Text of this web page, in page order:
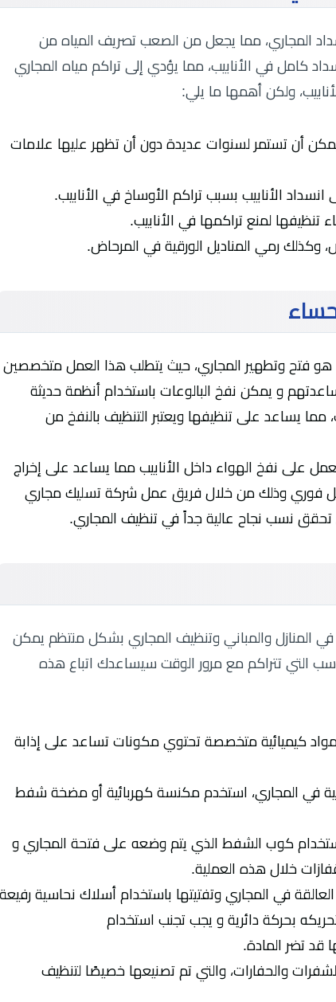
المجاري، مما يجعل من الصعب تصريف المياه من
كامل في الأنابيب، مما يؤدي إلى تراكم مياه المجاري
ولكن أهمها ما يلي:
يمكن أن تستمر لسنوات عديدة دون أن تظهر عليها علامات
الأنابيب بسبب تراكم الأوساخ في الأنابيب.
تنظيفها لمنع تراكمها في الأنابيب.
وكذلك رمي المناديل الورقية في المرحاض.
هو فتح وتطهير المجاري، حيث يتطلب هذا العمل متخصصين
و يمكن نفخ البالوعات باستخدام أنظمة حديثة
يساعد على تنظيفها ويعتبر التنظيف بالنفخ من
على نفخ الهواء داخل الأنابيب مما يساعد على إخراج
فوري وذلك من خلال فريق عمل شركة تسليك مجاري
تحقق نسب نجاح عالية جداً في تنظيف المجاري.
المنازل والمباني وتنظيف المجاري بشكل منتظم يمكن
التي تتراكم مع مرور الوقت سيساعدك اتباع هذه
كيميائية متخصصة تحتوي مكونات تساعد على إذابة
في المجاري، استخدم مكنسة كهربائية أو مضخة شفط
كوب الشفط الذي يتم وضعه على فتحة المجاري و
خلال هذه العملية.
في المجاري وتفتيتها باستخدام أسلاك نحاسية رفيعة
بحركة دائرية و يجب تجنب استخدام
قد تضر المادة.
والحفارات، والتي تم تصنيعها خصيصًا لتنظيف